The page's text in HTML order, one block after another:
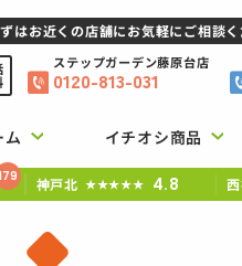
ム イチオシ商品
はお近くの店舗にお気軽にご相談く
ステップガーデン藤原台店
0120-813-031
神戸北 ★★★★★ 4.8